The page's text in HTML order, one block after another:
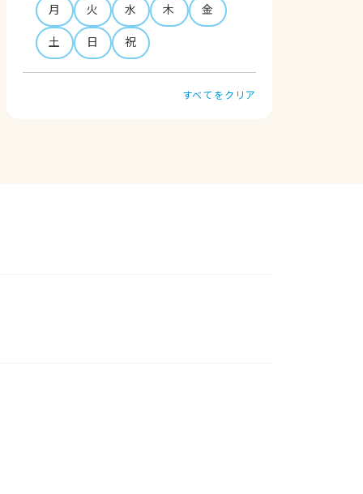
月 火 水 木
金
土
日 祝
すべてをクリア